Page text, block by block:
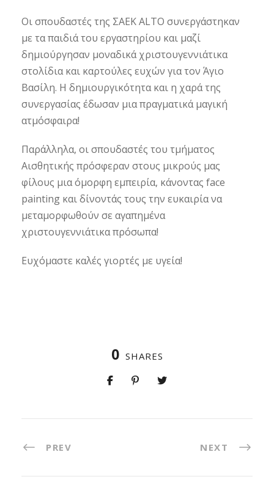
Οι σπουδαστές της ΣΑΕΚ ALTO συνεργάστηκαν
με τα παιδιά του εργαστηρίου και μαζί
δημιούργησαν μοναδικά χριστουγεννιάτικα
στολίδια και καρτούλες ευχών για τον Άγιο
Βασίλη. Η δημιουργικότητα και η χαρά της
συνεργασίας έδωσαν μια πραγματικά μαγική
ατμόσφαιρα!
Παράλληλα, οι σπουδαστές του τμήματος
Αισθητικής πρόσφεραν στους μικρούς μας
φίλους μια όμορφη εμπειρία, κάνοντας face
painting και δίνοντάς τους την ευκαιρία να
μεταμορφωθούν σε αγαπημένα
χριστουγεννιάτικα πρόσωπα!
Ευχόμαστε καλές γιορτές με υγεία!
0 SHARES
PREV NEXT